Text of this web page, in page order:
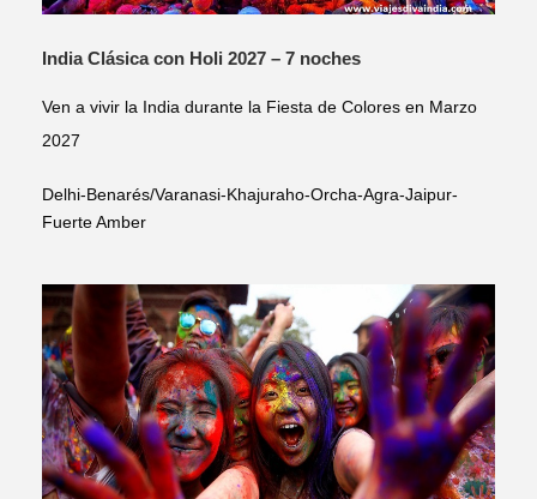
India Clásica con Holi 2027 – 7 noches
Ven a vivir la India durante la Fiesta de Colores en Marzo
2027
Delhi-Benarés/Varanasi-Khajuraho-Orcha-Agra-Jaipur-
Fuerte Amber